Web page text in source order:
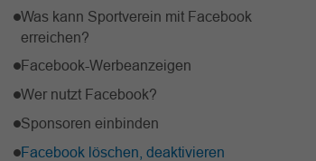
Was kann Sportverein mit Facebook
erreichen?
Facebook-Werbeanzeigen
Wer nutzt Facebook?
Sponsoren einbinden
Facebook löschen, deaktivieren